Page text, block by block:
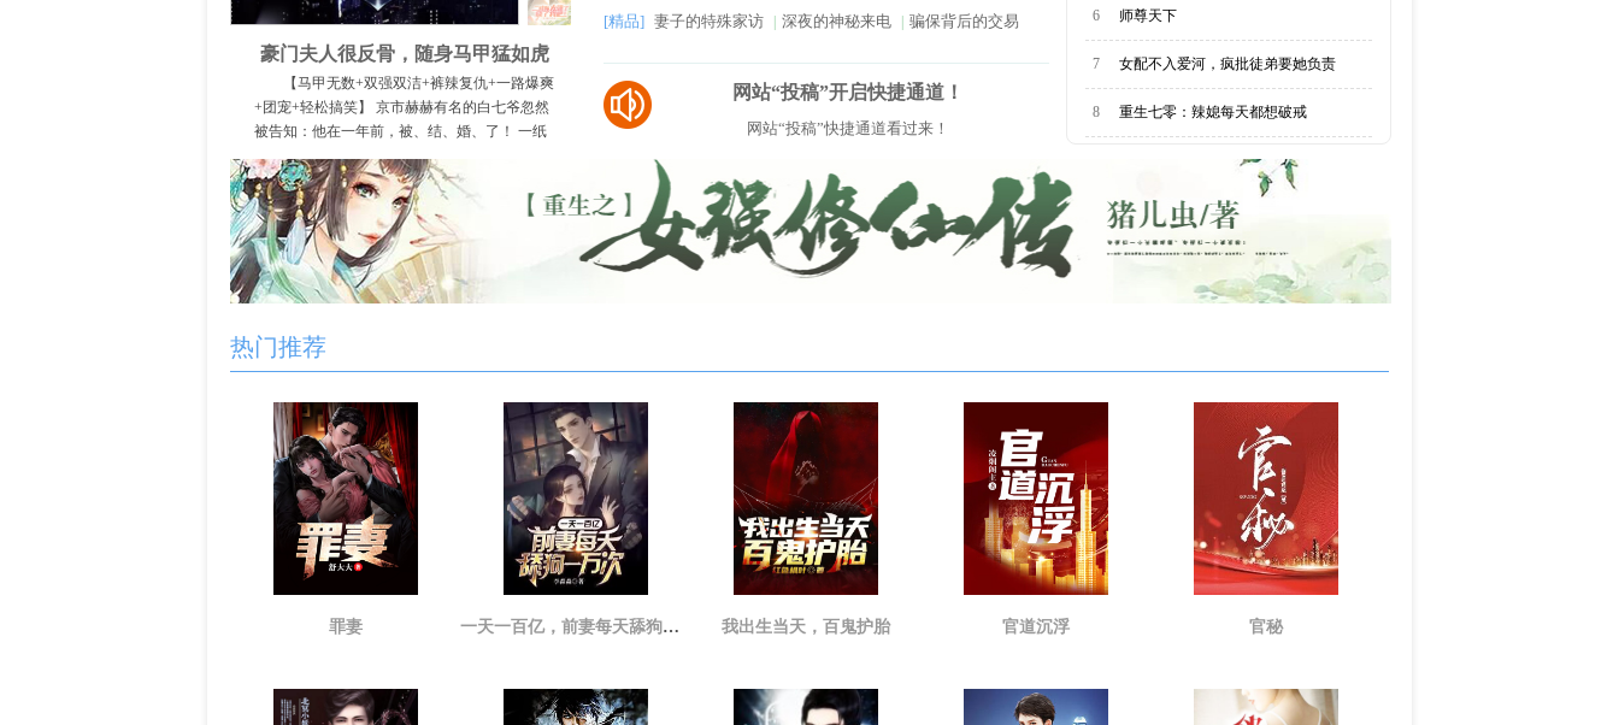
豪门夫人很反骨，随身马甲猛如虎
【马甲无数+双强双洁+裤辣复仇+一路爆爽
+团宠+轻松搞笑】 京市赫赫有名的白七爷忽然
被告知：他在一年前，被、结、婚、了！ 一纸
离婚诉状丢过去，拉着素不相识的妻子姜印直
奔....... ...去阅读>>
6 师尊天下
7 女配不入爱河，疯批徒弟要她负责
8 重生七零：辣媳每天都想破戒
[精品] 妻子的特殊家访 深夜的神秘来电 骗保背后的交易
网站“投稿”开启快捷通道！
网站“投稿”快捷通道看过来！
热门推荐
罪妻 一天一百亿，前妻每天舔狗一万次 我出生当天，百鬼护胎 官道沉浮 官秘